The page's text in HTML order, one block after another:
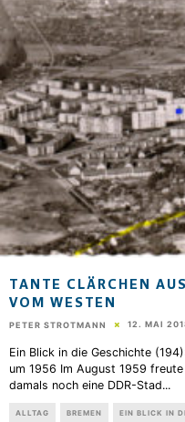
TANTE CLÄRCHEN
VOM WESTEN
PETER STROTMANN 12. MAI
Ein Blick in die Geschichte
um 1956 Im August 1959
damals noch eine DDR-Stad...
ALLTAG BREMEN EIN BLICK IN